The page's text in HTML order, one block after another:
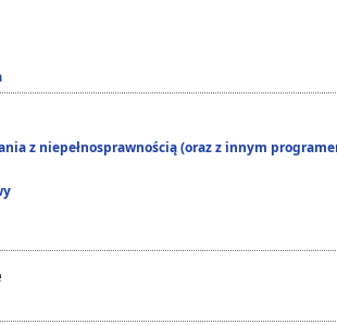
z niepełnosprawnością (oraz z innym